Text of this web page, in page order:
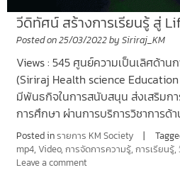
วีดิทัศน์ สร้างการเรียนรู้ สู่
Posted on25/03/2022by Siriraj_KM
Views : 545 ศูนย์ความเป็นเลิศด้า
(Siriraj Health science
มีพันธกิจในการสนับสนุน ส่งเสริมกา
การศึกษา ผ่านการบริการวิชาการ
Posted inรายการ KM Society
mp4, Video, การจัดการความรู้, การเรียนรู้,
Leave a comment